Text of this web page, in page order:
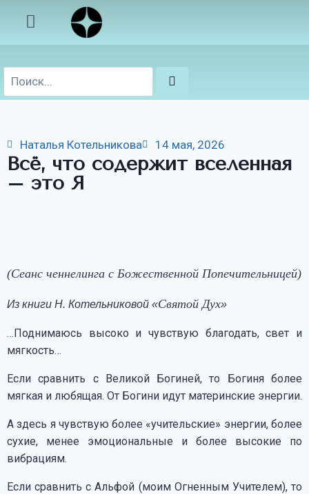
Наталья Котельникова 14 мая, 2026
Всё, что содержит вселенная
– это Я
(Сеанс ченнелинга с Божественной Попечительницей)
Из книги Н. Котельниковой «Святой Дух»
…Поднимаюсь высоко и чувствую благодать, свет и
мягкость…
Если сравнить с Великой Богиней, то Богиня более
мягкая и любящая. От Богини идут материнские энергии.
А здесь я чувствую более «учительские» энергии, более
сухие, менее эмоциональные и более высокие по
вибрациям.
Если сравнить с Альфой (моим Огненным Учителем), то